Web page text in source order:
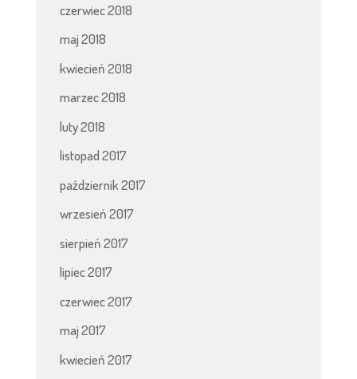
czerwiec 2018
maj 2018
kwiecień 2018
marzec 2018
luty 2018
listopad 2017
październik 2017
wrzesień 2017
sierpień 2017
lipiec 2017
czerwiec 2017
maj 2017
kwiecień 2017